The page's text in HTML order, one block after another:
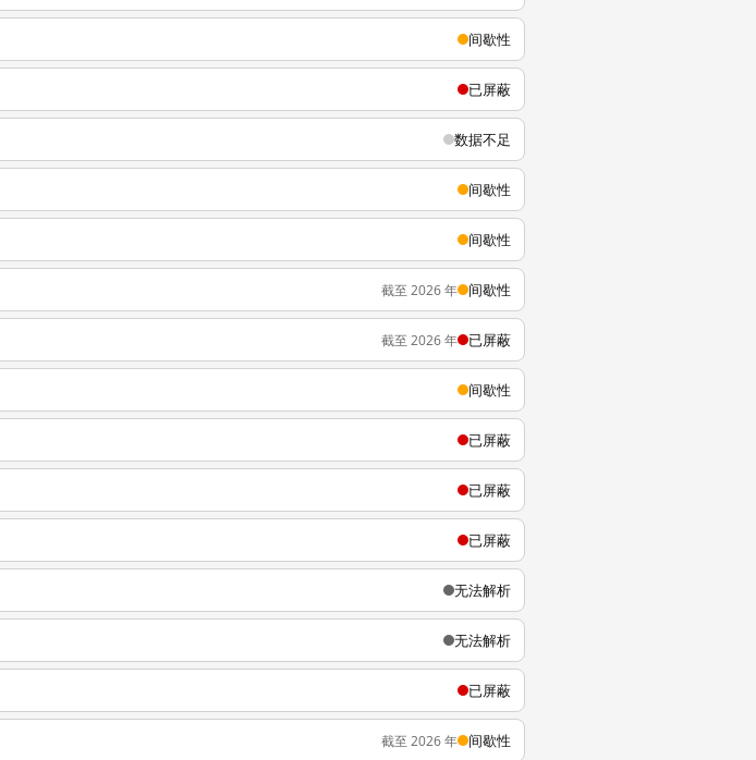
间歇性
已屏蔽
数据不足
间歇性
间歇性
截至 2026 年 间歇性
截至 2026 年 已屏蔽
间歇性
已屏蔽
已屏蔽
已屏蔽
无法解析
无法解析
已屏蔽
截至 2026 年 间歇性